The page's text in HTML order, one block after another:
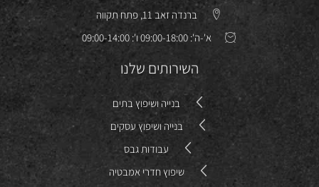
ברנדה זאב 11, פתח תקווה
א'-ה': 09:00-18:00 ו': 09:00-14:00
השירותים שלנו
בנייה ושיפוץ בתים
בנייה ושיפוץ עסקים
עבודות גבס
שיפוץ חדרי אמבטיה